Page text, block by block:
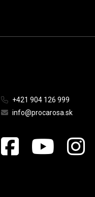
+421 904 126 999
info@procarosa.sk